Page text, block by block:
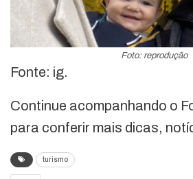
Foto: reprodução
Fonte: ig.
Continue acompanhando o
para conferir mais dicas,
turismo